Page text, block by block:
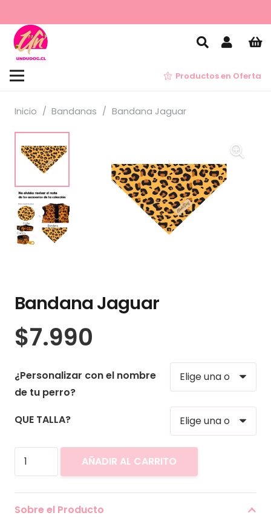
Productos en Oferta
Inicio / Bandanas / Bandana Jaguar
Bandana Jaguar
$7.990
¿Personalizar con el nombre
de tu perro?
QUE TALLA?
Bandana
Jaguar
AÑADIR AL CARRITO
Sobre el Producto